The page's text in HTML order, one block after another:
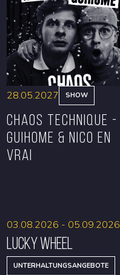
RESERVIEREN
28.05.2027 SHOW
CHAOS TECHNIQUE -
GUIHOME & NICO EN
VRAI
Lucky Wheel
UNTERHALTUNGSANGEBOTE
03.08.2026 - 05.09.2026